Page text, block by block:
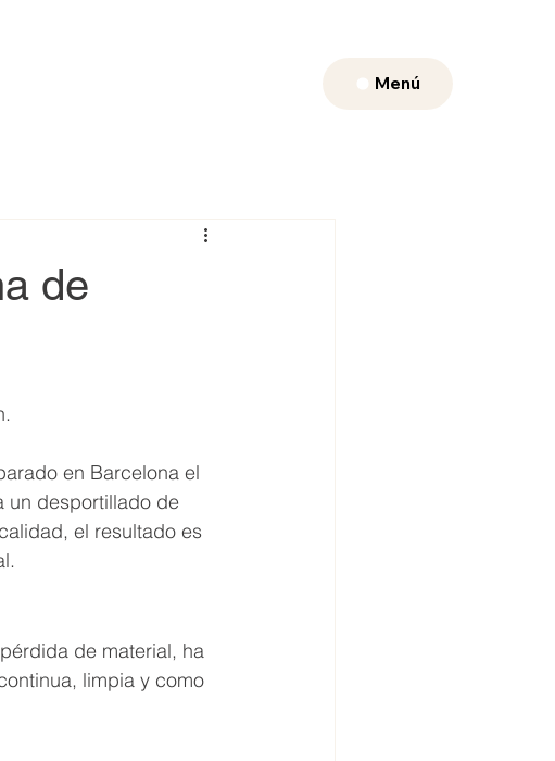
Menú
de
en Barcelona el
un desportillado de
el resultado es
de material, ha
limpia y como